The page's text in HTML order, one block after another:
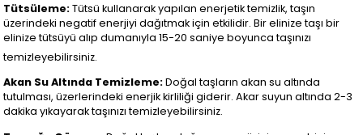
Tütsüleme:Tütsü kullanarak yapılan enerjetik temizlik, taşın
üzerindeki negatif enerjiyi dağıtmak için etkilidir. Bir elinize taşı bir
elinize tütsüyü alıp dumanıyla 15-20 saniye boyunca taşınızı
temizleyebilirsiniz.
Akan Su Altında Temizleme:Doğal taşların akan su altında
tutulması, üzerlerindeki enerjik kirliliği giderir. Akar suyun altında 2-3
dakika yıkayarak taşınızı temizleyebilirsiniz.